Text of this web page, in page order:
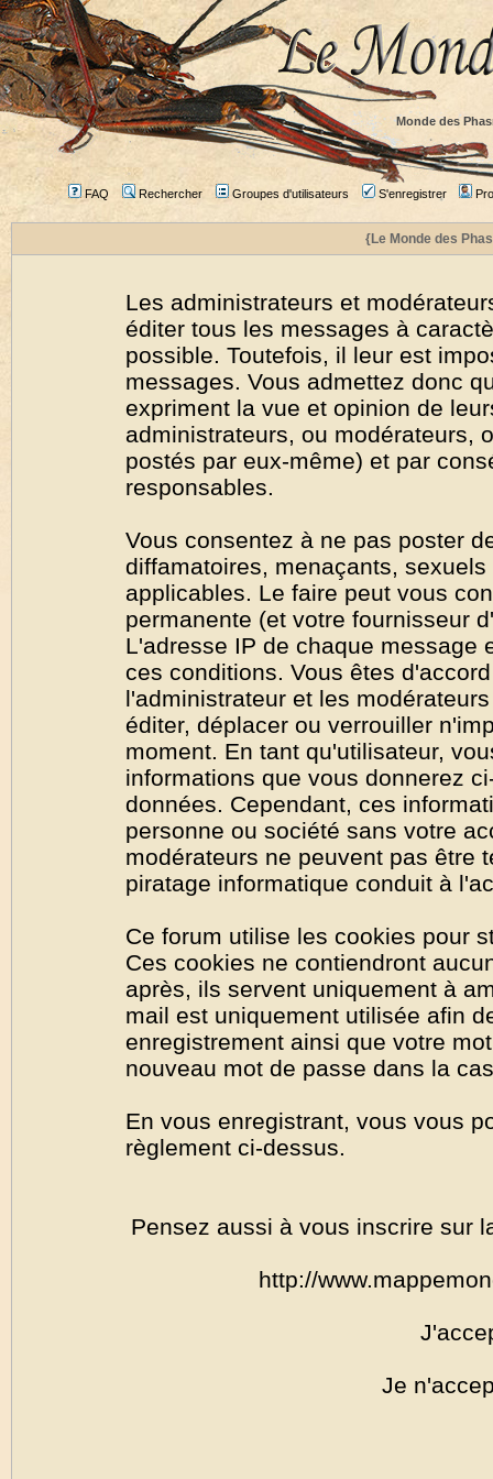
Monde des
FAQ Rechercher Groupes d'utilisateurs S'enregistrer
{Le Monde des
Les administrateurs et
éditer tous les messages à
possible. Toutefois, il leur est
messages. Vous admettez donc
expriment la vue et opinion de
administrateurs, ou modérateurs,
postés par eux-même) et par
responsables.
Vous consentez à ne pas poster
diffamatoires, menaçants,
applicables. Le faire peut vous
permanente (et votre fournisseur
L'adresse IP de chaque message
ces conditions. Vous êtes
l'administrateur et les
éditer, déplacer ou verrouiller
moment. En tant qu'utilisateur,
informations que vous donnerez
données. Cependant, ces
personne ou société sans votre
modérateurs ne peuvent pas être
piratage informatique conduit à
Ce forum utilise les cookies pour
Ces cookies ne contiendront
après, ils servent uniquement à
mail est uniquement utilisée afin
enregistrement ainsi que votre
nouveau mot de passe dans la
En vous enregistrant, vous vous
règlement ci-dessus.
Pensez aussi à vous inscrire sur
http://
Je